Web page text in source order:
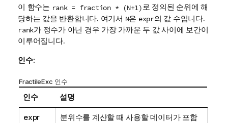
이 함수는 rank = fraction * (N+1)로 정의된 순위에 해
당하는 값을 반환합니다. 여기서 N은 expr의 값 수입니다.
rank가 정수가 아닌 경우 가장 가까운 두 값 사이에 보간이
이루어집니다.
인수:
FractileExc 인수
인수 설명
expr
분위수를 계산할 때 사용할 데이터가 포함